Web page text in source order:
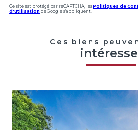
Ce site est protégé par reCAPTCHA, les Politiques de
d'utilisation de Google s'appliquent.
Ces biens